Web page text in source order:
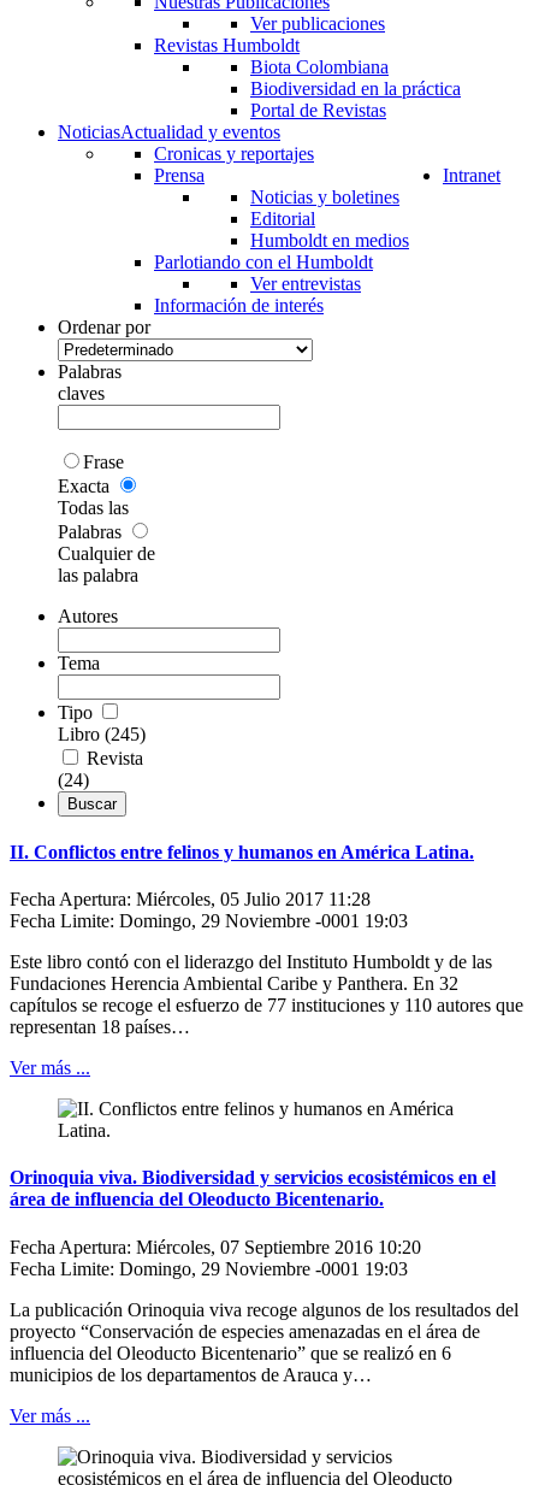
Ver publicaciones
Revistas Humboldt
Biota Colombiana
Biodiversidad en la práctica
Portal de Revistas
NoticiasActualidad y eventos
Cronicas y reportajes
Prensa
Noticias y boletines
Editorial
Humboldt en medios
Parlotiando con el Humboldt
Ver entrevistas
Información de interés
Intranet
Ordenar por
Palabras
claves
Frase
Exacta
Todas las
Palabras
Cualquier de
las palabra
Autores
Tema
Tipo
Libro (245)
Revista
(24)
II. Conflictos entre felinos y humanos en América Latina.
Fecha Apertura: Miércoles, 05 Julio 2017 11:28
Fecha Limite: Domingo, 29 Noviembre -0001 19:03
Este libro contó con el liderazgo del Instituto Humboldt y de las
Fundaciones Herencia Ambiental Caribe y Panthera. En 32
capítulos se recoge el esfuerzo de 77 instituciones y 110 autores que
representan 18 países…
Ver más ...
Orinoquia viva. Biodiversidad y servicios ecosistémicos en el
área de influencia del Oleoducto Bicentenario.
Fecha Apertura: Miércoles, 07 Septiembre 2016 10:20
Fecha Limite: Domingo, 29 Noviembre -0001 19:03
La publicación Orinoquia viva recoge algunos de los resultados del
proyecto “Conservación de especies amenazadas en el área de
influencia del Oleoducto Bicentenario” que se realizó en 6
municipios de los departamentos de Arauca y…
Ver más ...